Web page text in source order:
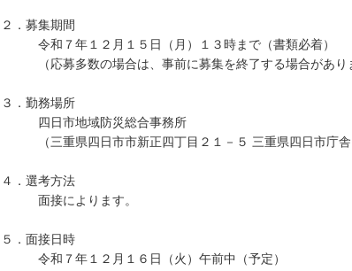
２．募集期間
令和７年１２月１５日（月）１３時まで（書類必着）
（応募多数の場合は、事前に募集を終了する場合があり
３．勤務場所
四日市地域防災総合事務所
（三重県四日市市新正四丁目２１－５ 三重県四日市庁舎
４．選考方法
面接によります。
５．面接日時
令和７年１２月１６日（火）午前中（予定）